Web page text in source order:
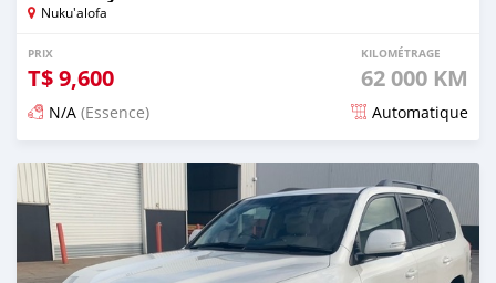
Nuku'alofa
PRIX
T$9,600
KILOMÉTRAGE
62 000 KM
N/A (Essence) Automatique
Publié il y a 17 jours